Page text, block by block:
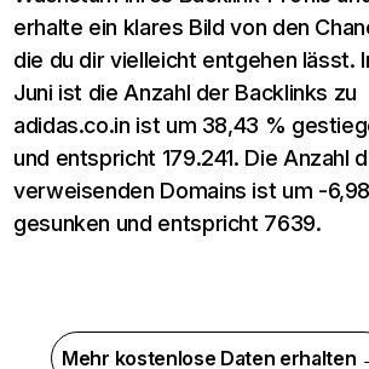
erhalte ein klares Bild von den
die du dir vielleicht entgehen lässt.
Juni ist die Anzahl der Backlinks zu
adidas.co.in ist um 38,43 %
und entspricht 179.241. Die Anzahl
verweisenden Domains ist um -
gesunken und entspricht 7639.
Mehr kostenlose Daten erhalten